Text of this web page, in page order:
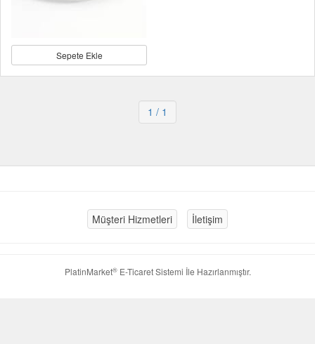
Sepete Ekle
1 / 1
Müşteri Hizmetleri İletişim
PlatinMarket®E-Ticaret Sistemi İle Hazırlanmıştır.